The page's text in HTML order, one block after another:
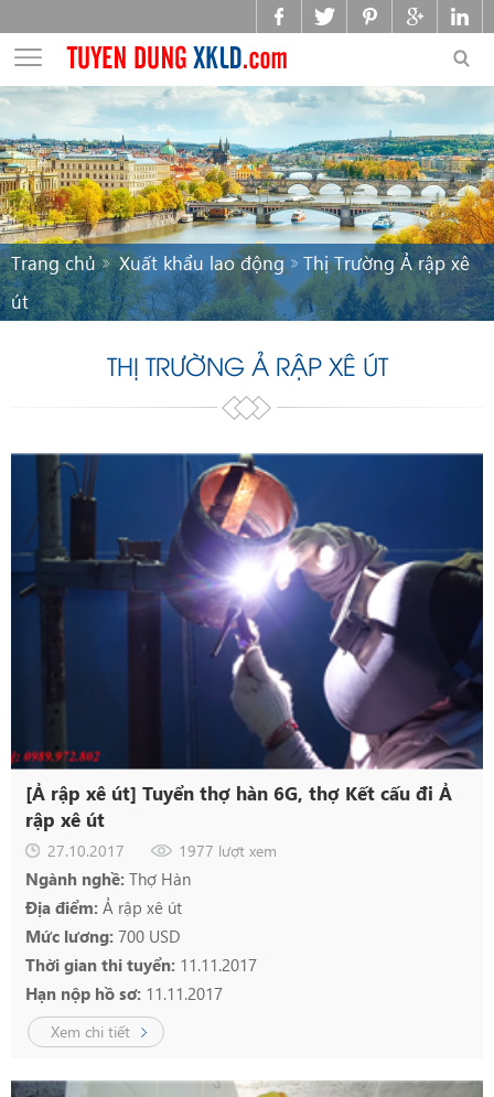
Trang chủ Xuất khẩu lao động
Thị Trường Ả rập xê
út
THỊ TRƯỜNG Ả RẬP XÊ ÚT
[Ả rập xê út] Tuyển thợ hàn 6G, thợ Kết cấu đi Ả
rập xê út
27.10.2017 1977 lượt xem
Ngành nghề: Thợ Hàn
Địa điểm: Ả rập xê út
Mức lương: 700 USD
Thời gian thi tuyển: 11.11.2017
Hạn nộp hồ sơ: 11.11.2017
Xem chi tiết